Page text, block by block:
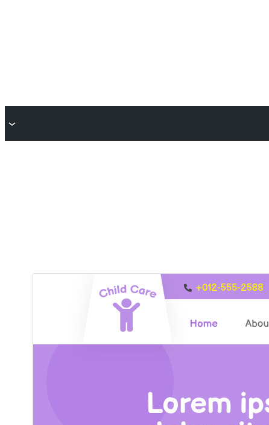
ئالدىن كۆزەتچۈشۈر
ئاخىرقى يېڭىلانغان ۋاقتى